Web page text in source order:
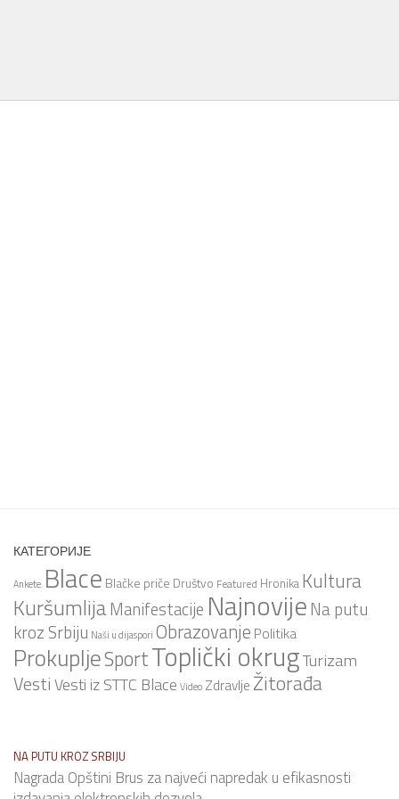
КАТЕГОРИЈЕ
Ankete Blace Blačke priče Društvo Featured Hronika Kultura
KuršumlijaManifestacije NajnovijeNa putu
kroz Srbiju Naši u dijaspori Obrazovanje Politika
ProkupljeSportToplički okrugTurizam
VestiVesti iz STTC Blace Video Zdravlje Žitorađa
NA PUTU KROZ SRBIJU
Nagrada Opštini Brus za najveći napredak u efikasnosti